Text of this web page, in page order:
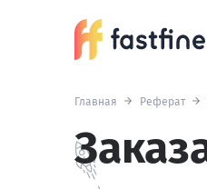
Главная Реферат